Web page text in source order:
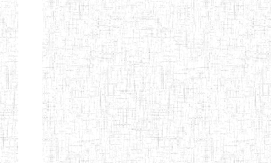
BILINGUE LES
ROSSIGNOLS
MAJORS
ENI PRIVEE
LAIQUE
22/09/2000 ENIEG Privé
ENIEG BERYLA 06/06/2014 ENIEG Privé
ENIEG
28/08/2009 ENIEG Privé